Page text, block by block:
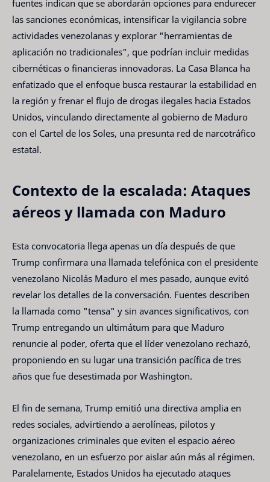
fuentes indican que se abordarán opciones para endurecer
las sanciones económicas, intensificar la vigilancia sobre
actividades venezolanas y explorar "herramientas de
aplicación no tradicionales", que podrían incluir medidas
cibernéticas o financieras innovadoras. La Casa Blanca ha
enfatizado que el enfoque busca restaurar la estabilidad en
la región y frenar el flujo de drogas ilegales hacia Estados
Unidos, vinculando directamente al gobierno de Maduro
con el Cartel de los Soles, una presunta red de narcotráfico
estatal.
Contexto de la escalada: Ataques
aéreos y llamada con Maduro
Esta convocatoria llega apenas un día después de que
Trump confirmara una llamada telefónica con el presidente
venezolano Nicolás Maduro el mes pasado, aunque evitó
revelar los detalles de la conversación. Fuentes describen
la llamada como "tensa" y sin avances significativos, con
Trump entregando un ultimátum para que Maduro
renuncie al poder, oferta que el líder venezolano rechazó,
proponiendo en su lugar una transición pacífica de tres
años que fue desestimada por Washington.
El fin de semana, Trump emitió una directiva amplia en
redes sociales, advirtiendo a aerolíneas, pilotos y
organizaciones criminales que eviten el espacio aéreo
venezolano, en un esfuerzo por aislar aún más al régimen.
Paralelamente, Estados Unidos ha ejecutado ataques